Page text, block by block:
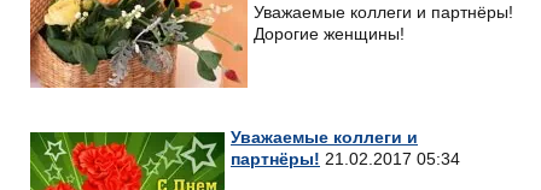
Уважаемые коллеги и партнёры!
Дорогие женщины!
Уважаемые коллеги и
партнёры! 21.02.2017 05:34